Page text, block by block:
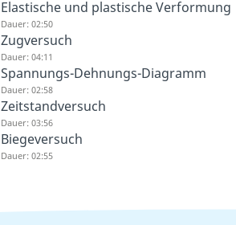
Elastische und plastische Verformung
Dauer: 02:50
Zugversuch
Dauer: 04:11
Spannungs-Dehnungs-Diagramm
Dauer: 02:58
Zeitstandversuch
Dauer: 03:56
Biegeversuch
Dauer: 02:55